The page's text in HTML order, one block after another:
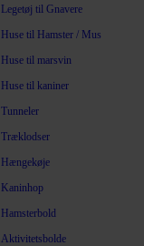
Legetøj til Gnavere
Huse til Hamster / Mus
Huse til marsvin
Huse til kaniner
Tunneler
Træklodser
Hængekøje
Kaninhop
Hamsterbold
Aktivitetsbolde